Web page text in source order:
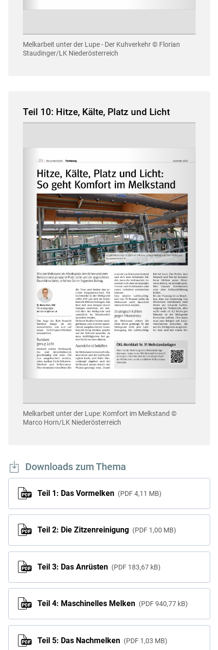
Melkarbeit unter der Lupe - Der Kuhverkehr © Florian
Staudinger/LK Niederösterreich
Teil 10: Hitze, Kälte, Platz und Licht
Melkarbeit unter der Lupe: Komfort im Melkstand ©
Marco Horn/LK Niederösterreich
Downloads zum Thema
Teil 1: Das Vormelken PDF 4,11 MB
Teil 2: Die Zitzenreinigung PDF 1,00 MB
Teil 3: Das Anrüsten PDF 183,67 kB
Teil 4: Maschinelles Melken PDF 940,77 kB
Teil 5: Das Nachmelken PDF 1,03 MB